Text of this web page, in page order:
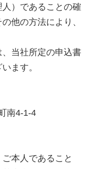
話番号などを
本Webサイ
だけますが、
Webビーコ
とはありま
Google、
行動ターゲテ